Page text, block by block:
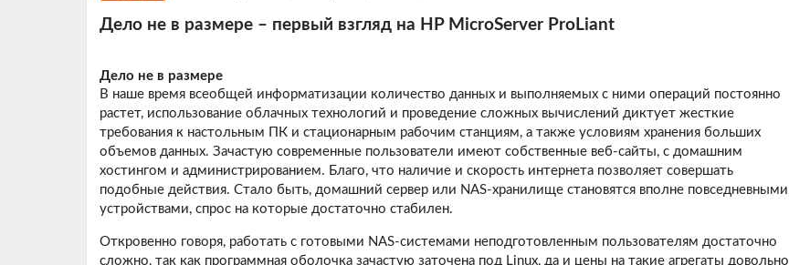
Дело не в размере – первый взгляд на HP MicroServer ProLiant
Дело не в размере
В наше время всеобщей информатизации количество данных и выполняемых с ними операций постоянно
растет, использование облачных технологий и проведение сложных вычислений диктует жесткие
требования к настольным ПК и стационарным рабочим станциям, а также условиям хранения больших
объемов данных. Зачастую современные пользователи имеют собственные веб-сайты, с домашним
хостингом и администрированием. Благо, что наличие и скорость интернета позволяет совершать
подобные действия. Стало быть, домашний сервер или NAS-хранилище становятся вполне повседневными
устройствами, спрос на которые достаточно стабилен.
Откровенно говоря, работать с готовыми NAS-системами неподготовленным пользователям достаточно
сложно, так как программная оболочка зачастую заточена под Linux, да и цены на такие агрегаты довольно